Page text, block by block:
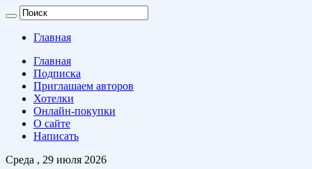
Главная
Главная
Подписка
Приглашаем авторов
Хотелки
Онлайн-покупки
О сайте
Написать
Среда , 29 июля 2026